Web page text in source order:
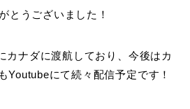
とうございました！
カナダに渡航しており、今後はカ
Youtubeにて続々配信予定です！